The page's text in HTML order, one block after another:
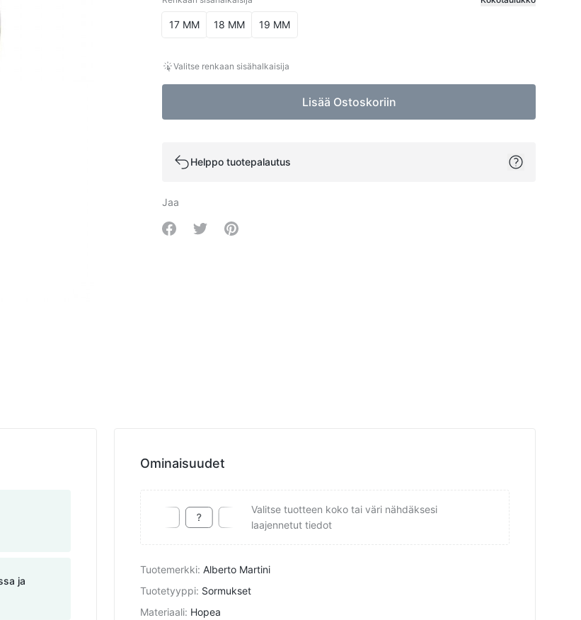
Renkaan sisähalkaisija
17 MM 18 MM 19 MM
Valitse renkaan sisähalkaisija
Lisää Ostoskoriin
Helppo tuotepalautus
Jaa
Share on Facebook
Share on Twitter
Share on Pinterest
Ominaisuudet
Valitse tuotteen koko tai väri nähdäksesi
laajennetut tiedot
Tuotemerkki: Alberto Martini
Tuotetyyppi: Sormukset
Materiaali: Hopea
ja